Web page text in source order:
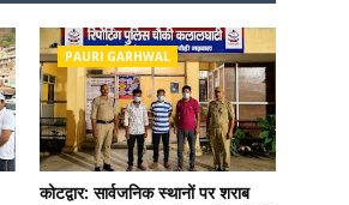
PAURI GARHWAL
कोटद्वार: सार्वजनिक स्थानों पर शराब